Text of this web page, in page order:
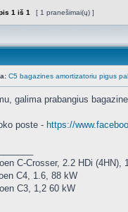
temą
1 iš 1 [ 1 pranešimai(ų) ]
C5 bagazines amortizatoriu pigus
galima prabangius
poste - https://
C-Crosser, 2.2 HDi (4HN),
C4, 1.6, 88 kW
C3, 1,2 60 kW